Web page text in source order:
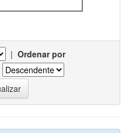
| Ordenar por